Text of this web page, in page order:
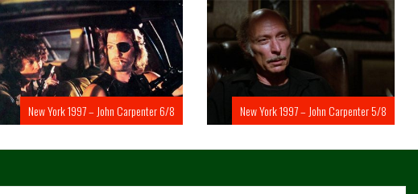
New York 1997 – John Carpenter 6/8 New York 1997 – John Carpenter 5/8